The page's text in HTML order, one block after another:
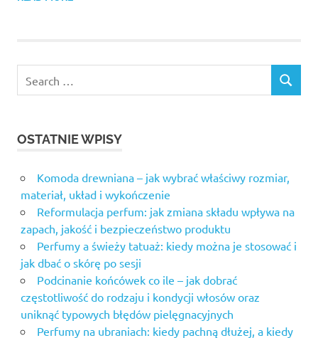
OSTATNIE WPISY
Komoda drewniana – jak wybrać właściwy rozmiar,
materiał, układ i wykończenie
Reformulacja perfum: jak zmiana składu wpływa na
zapach, jakość i bezpieczeństwo produktu
Perfumy a świeży tatuaż: kiedy można je stosować i
jak dbać o skórę po sesji
Podcinanie końcówek co ile – jak dobrać
częstotliwość do rodzaju i kondycji włosów oraz
uniknąć typowych błędów pielęgnacyjnych
Perfumy na ubraniach: kiedy pachną dłużej, a kiedy